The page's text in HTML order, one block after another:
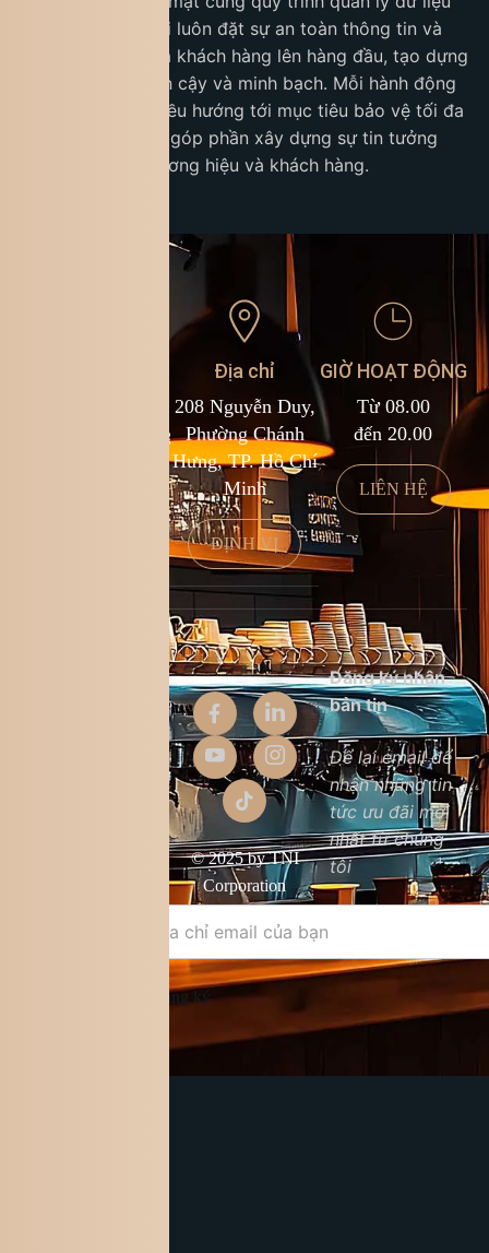
cá nhân. Chúng tôi luôn đặt sự an toàn thông tin và
quyền riêng tư của khách hàng lên hàng đầu, tạo dựng
một môi trường tin cậy và minh bạch. Mỗi hành động
của King Coffee đều hướng tới mục tiêu bảo vệ tối đa
thông tin cá nhân, góp phần xây dựng sự tin tưởng
bền vững giữa thương hiệu và khách hàng.
kcf.franchise@kingcoffee.com
Địa chỉ
208 Nguyễn Duy,
Phường Chánh
Hưng, TP. Hồ Chí
Minh
ĐỊNH VỊ
GIỜ HOẠT ĐỘNG
Từ 08.00
đến 20.00
LIÊN HỆ
© 2025 by TNI
Corporation
Đăng ký nhận
bản tin
Để lại email để
nhận những tin
tức ưu đãi mới
nhất từ chúng
tôi
Đăng ký